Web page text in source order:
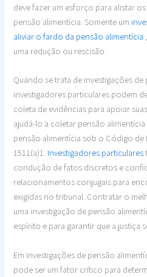
deve fazer um esforço para alistar
pensão alimentícia. Somente um
aliviar o fardo da pensão alimentícia
uma redução ou rescisão.
Quando se trata de investigações
investigadores particulares podem
coleta de evidências para apoiar
ajudá-lo a coletar pensão
pensão alimentícia sob o Código de
1511(a)1. Investigadores particulares
condução de fatos discretos e
relacionamentos conjugais para
exigidas no tribunal. Contratar o
uma investigação de pensão
espírito e para garantir que a justiça
Em investigações de pensão
pode ser um fator crítico para